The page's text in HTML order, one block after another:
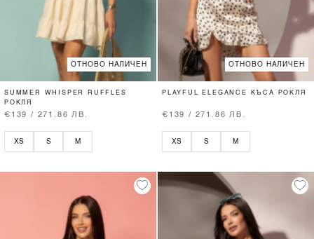
ОТНОВО НАЛИЧЕН
SUMMER WHISPER RUFFLES
РОКЛЯ
€139 / 271.86 ЛВ.
XS S M
ОТНОВО НАЛИЧЕН
PLAYFUL ELEGANCE КЪСА РОКЛЯ
€139 / 271.86 ЛВ.
XS S M